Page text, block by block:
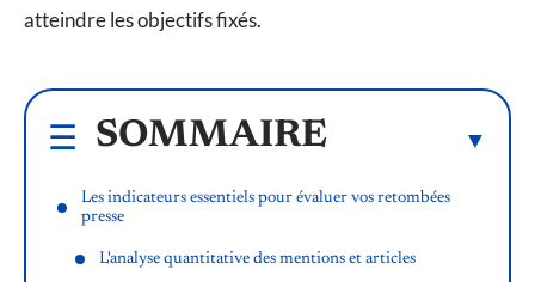
atteindre les objectifs fixés.
SOMMAIRE
Les indicateurs essentiels pour évaluer vos retombées
presse
L'analyse quantitative des mentions et articles